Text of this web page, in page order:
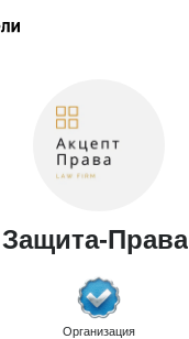
Защита-Права
Организация